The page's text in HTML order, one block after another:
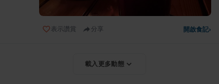
表示讚賞 分享 開啟食記›
載入更多動態